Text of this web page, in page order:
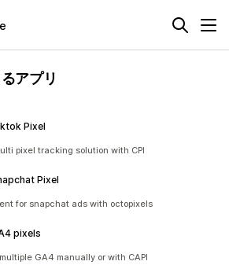
アプリ
Pixel
pixel tracking solution with CPI
Pixel
for snapchat ads with octopixels
pixels
GA4 manually or with CAPI